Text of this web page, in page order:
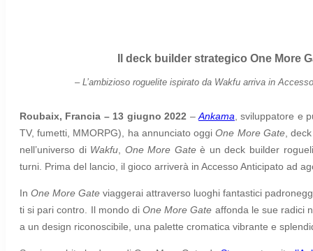
Il deck builder strategico One More
– L’ambizioso roguelite ispirato da Wakfu arriva in
Roubaix, Francia – 13 giugno 2022 – Ankama , sviluppatore e
TV, fumetti, MMORPG), ha annunciato oggiOne More Gate,
nell’universo di Wakfu One More Gateè un deck builder
turni. Prima del lancio, il gioco arriverà in Accesso Anticipato ad
In One More Gate viaggerai attraverso luoghi fantastici
ti si pari contro. Il mondo diOne More Gate affonda le sue radici
a un design riconoscibile, una palette cromatica vibrante e